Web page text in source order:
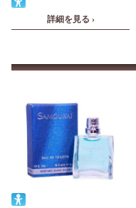
詳細を見る ›